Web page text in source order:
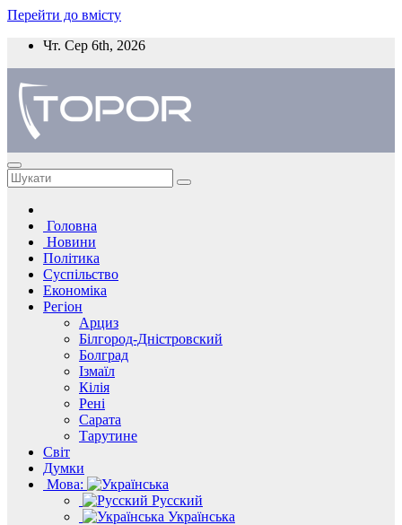
Перейти до вмісту
Чт. Сер 6th, 2026
Головна
Новини
Політика
Суспільство
Економіка
Регіон
Арциз
Білгород-Дністровский
Болград
Ізмаїл
Кілія
Рені
Сарата
Тарутине
Світ
Думки
Мова:
Русский
Українська